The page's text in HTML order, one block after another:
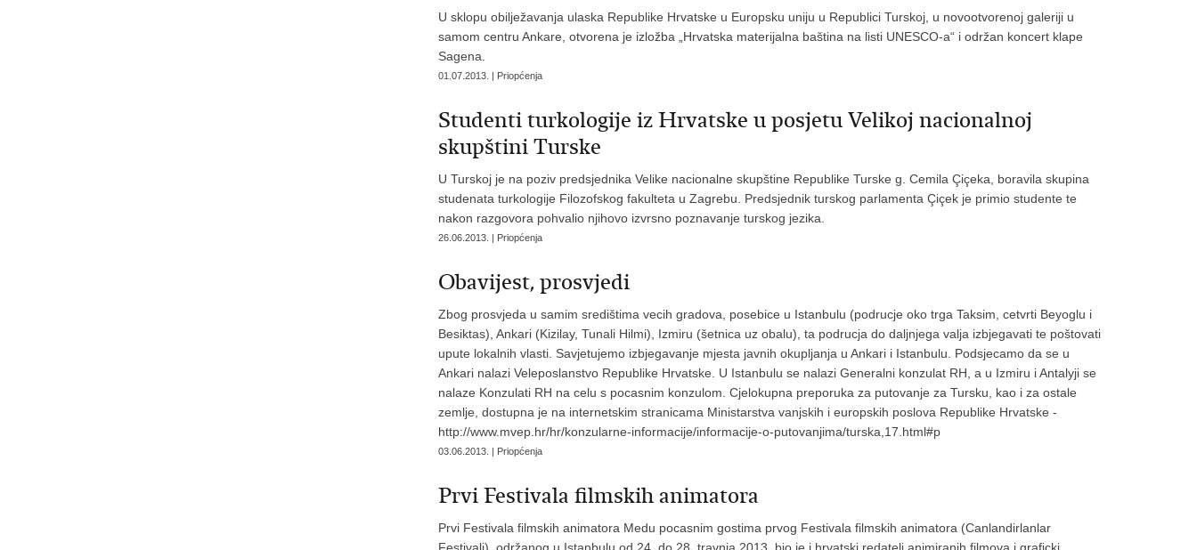
U sklopu obilježavanja ulaska Republike Hrvatske u Europsku uniju u Republici Turskoj, u novootvorenoj galeriji u
samom centru Ankare, otvorena je izložba „Hrvatska materijalna baština na listi UNESCO-a“ i održan koncert klape
Sagena.
01.07.2013. | Priopćenja
Studenti turkologije iz Hrvatske u posjetu Velikoj nacionalnoj
skupštini Turske
U Turskoj je na poziv predsjednika Velike nacionalne skupštine Republike Turske g. Cemila Çiçeka, boravila skupina
studenata turkologije Filozofskog fakulteta u Zagrebu. Predsjednik turskog parlamenta Çiçek je primio studente te
nakon razgovora pohvalio njihovo izvrsno poznavanje turskog jezika.
26.06.2013. | Priopćenja
Obavijest, prosvjedi
Zbog prosvjeda u samim središtima vecih gradova, posebice u Istanbulu (podrucje oko trga Taksim, cetvrti Beyoglu i
Besiktas), Ankari (Kizilay, Tunali Hilmi), Izmiru (šetnica uz obalu), ta podrucja do daljnjega valja izbjegavati te poštovati
upute lokalnih vlasti. Savjetujemo izbjegavanje mjesta javnih okupljanja u Ankari i Istanbulu. Podsjecamo da se u
Ankari nalazi Veleposlanstvo Republike Hrvatske. U Istanbulu se nalazi Generalni konzulat RH, a u Izmiru i Antalyji se
nalaze Konzulati RH na celu s pocasnim konzulom. Cjelokupna preporuka za putovanje za Tursku, kao i za ostale
zemlje, dostupna je na internetskim stranicama Ministarstva vanjskih i europskih poslova Republike Hrvatske -
http://www.mvep.hr/hr/konzularne-informacije/informacije-o-putovanjima/turska,17.html#p
03.06.2013. | Priopćenja
Prvi Festivala filmskih animatora
Prvi Festivala filmskih animatora Medu pocasnim gostima prvog Festivala filmskih animatora (Canlandirlanlar